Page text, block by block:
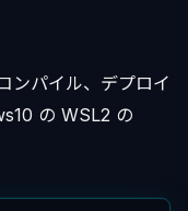
ンパイル、デプロイ
の WSL2 の